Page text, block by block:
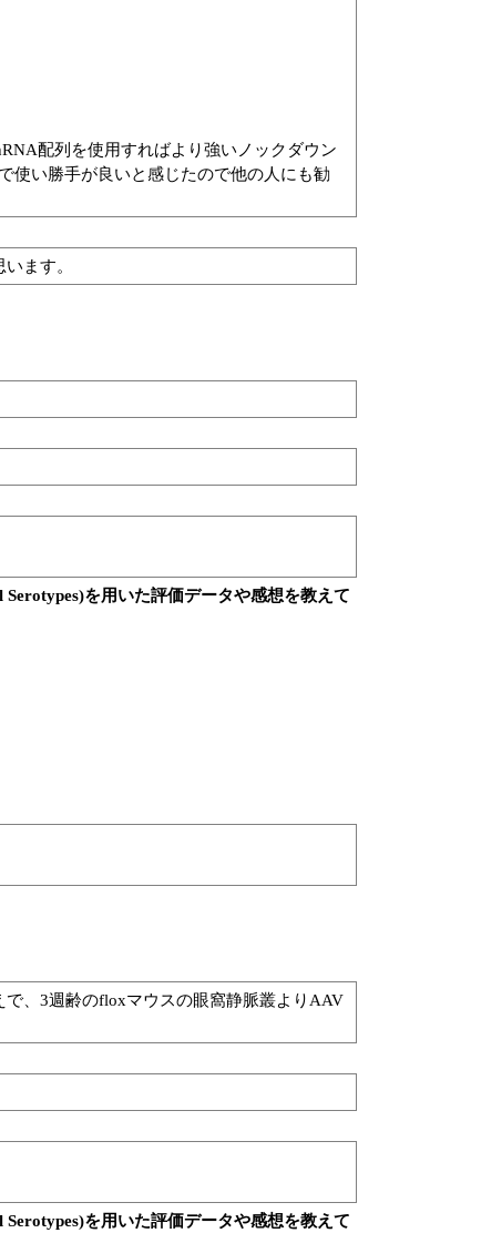
配列を使用すればより強いノックダウン
使い勝手が良いと感じたので他の人にも勧
ます。
を用いた評価データや感想を教えて
、3週齢のfloxマウスの眼窩静脈叢よりAAV
を用いた評価データや感想を教えて